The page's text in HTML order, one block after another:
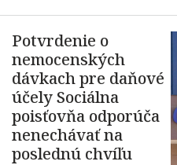
Potvrdenie o
nemocenských
dávkach pre daňové
účely Sociálna
poisťovňa odporúča
nenechávať na
poslednú chvíľu